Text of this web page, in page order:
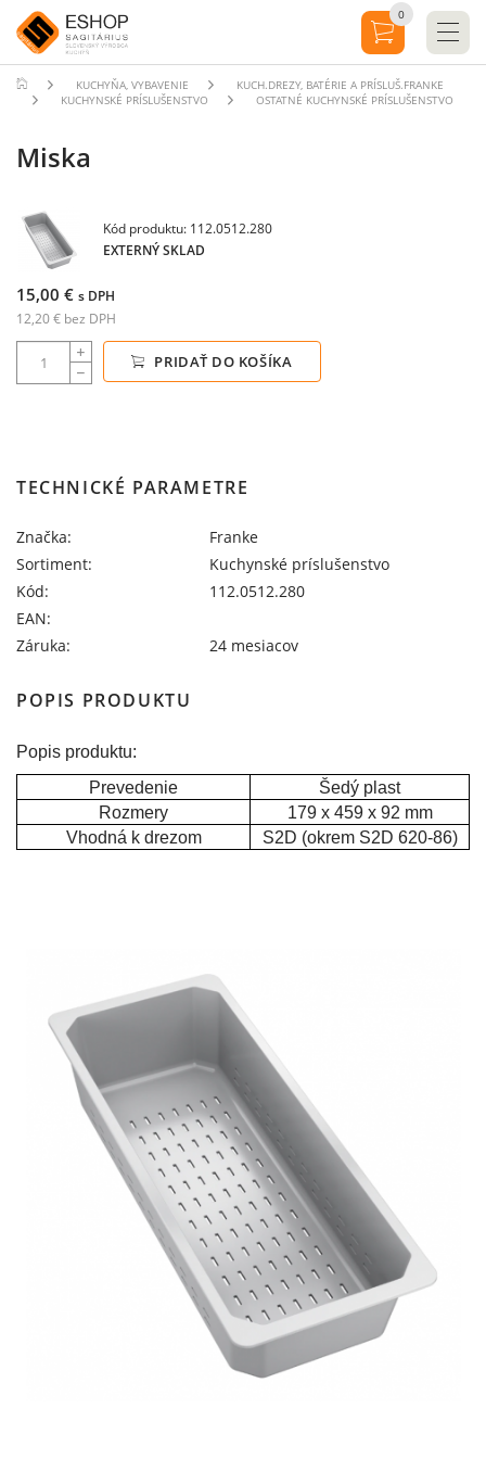
KUCHYŇA, VYBAVENIE
KUCH.DREZY, BATÉRIE A PRÍSLUŠ.FRANKE
KUCHYNSKÉ PRÍSLUŠENSTVO
OSTATNÉ KUCHYNSKÉ PRÍSLUŠENSTVO
Miska
Kód produktu: 112.0512.280
EXTERNÝ SKLAD
15,00 € s DPH
12,20 € bez DPH
PRIDAŤ DO KOŠÍKA
TECHNICKÉ PARAMETRE
Značka:
Franke
Sortiment:
Kuchynské príslušenstvo
Kód:
112.0512.280
EAN:
Záruka:
24 mesiacov
POPIS PRODUKTU
Popis produktu:
Prevedenie
Šedý plast
Rozmery
179 x 459 x 92 mm
Vhodná k drezom
S2D (okrem S2D 620-86)
0